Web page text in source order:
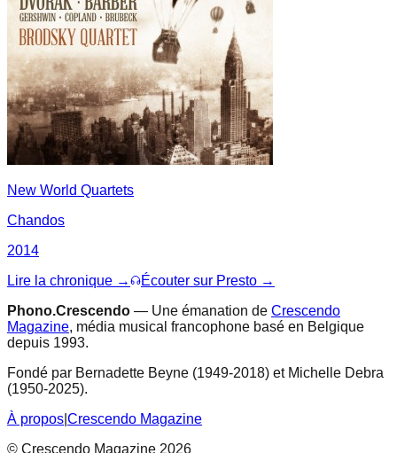
New World Quartets
Chandos
2014
Lire la chronique →
Écouter sur Presto →
Phono.Crescendo — Une émanation de Crescendo
Magazine, média musical francophone basé en Belgique
depuis 1993.
Fondé par Bernadette Beyne (1949-2018) et Michelle Debra
(1950-2025).
À propos Crescendo Magazine
© Crescendo Magazine 2026